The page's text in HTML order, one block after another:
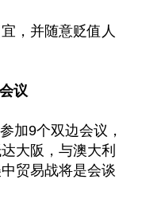
，并随意贬值人
议
加9个双边会议，
大阪，与澳大利
贸易战将是会谈